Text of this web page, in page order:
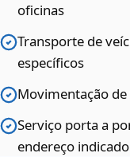
oficinas
Transporte de
específicos
Movimentação
Serviço porta a
endereço indicado